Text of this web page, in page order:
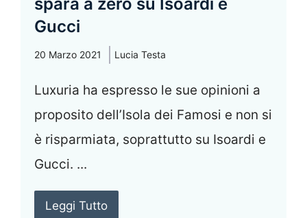
Gucci
20 Marzo 2021 Lucia Testa
Luxuria ha espresso le sue opinioni a
proposito dell’Isola dei Famosi e non si
è risparmiata, soprattutto su Isoardi e
Gucci. ...
Leggi Tutto